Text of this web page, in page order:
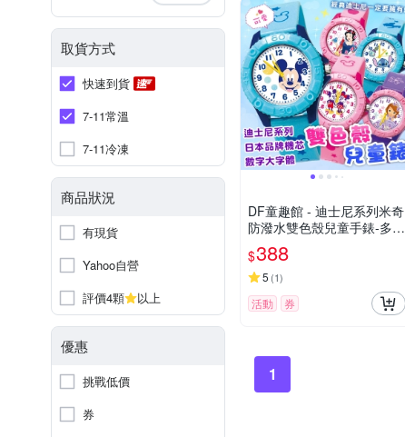
取貨方式
快速到貨
7-11常溫
7-11冷凍
商品狀況
有現貨
Yahoo自營
評價4顆
以上
優惠
挑戰低價
券
DF童趣館 - 迪士尼系列米奇
防潑水雙色殼兒童手錶-多款
可選
$388
5 (1)
活動 券
1